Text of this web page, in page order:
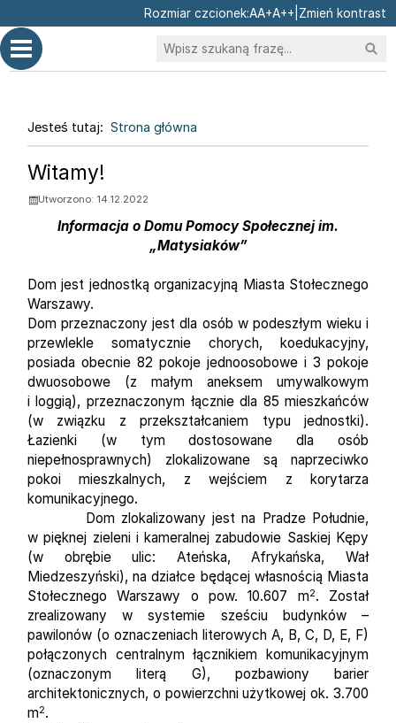
Przejdź do głównej treści Przejdź do wyszukiwarki
Rozmiar czcionek:Ustaw domyślną
AUstaw większą
A+Ustaw największą
A++ Zmień kontrast
Jesteś tutaj: Strona główna
Strona główna
Aktualności
Witamy!
Utworzono: 14.12.2022
Informacja o Domu Pomocy Społecznej im.
„Matysiaków”
Dom jest jednostką organizacyjną Miasta Stołecznego
Warszawy.
Dom przeznaczony jest dla osób w podeszłym wieku i
przewlekle somatycznie chorych, koedukacyjny,
posiada obecnie 82 pokoje jednoosobowe i 3 pokoje
dwuosobowe (z małym aneksem umywalkowym
i loggią), przeznaczonym łącznie dla 85 mieszkańców
(w związku z przekształcaniem typu jednostki).
Łazienki (w tym dostosowane dla osób
niepełnosprawnych) zlokalizowane są naprzeciwko
pokoi mieszkalnych, z wejściem z korytarza
komunikacyjnego.
Dom zlokalizowany jest na Pradze Południe,
w pięknej zieleni i kameralnej zabudowie Saskiej Kępy
(w obrębie ulic: Ateńska, Afrykańska, Wał
Miedzeszyński), na działce będącej własnością Miasta
Stołecznego Warszawy o pow. 10.607 m2. Został
zrealizowany w systemie sześciu budynków –
pawilonów (o oznaczeniach literowych A, B, C, D, E, F)
połączonych centralnym łącznikiem komunikacyjnym
(oznaczonym literą G), pozbawiony barier
architektonicznych, o powierzchni użytkowej ok. 3.700
m2.